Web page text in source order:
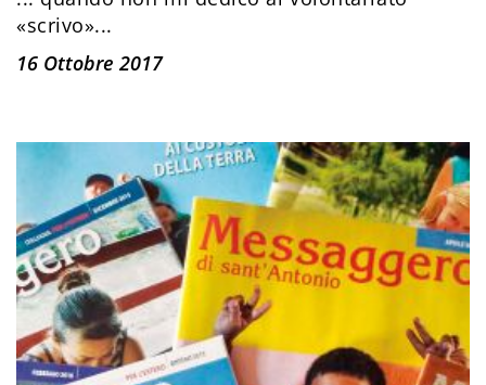
«scrivo»...
16 Ottobre 2017